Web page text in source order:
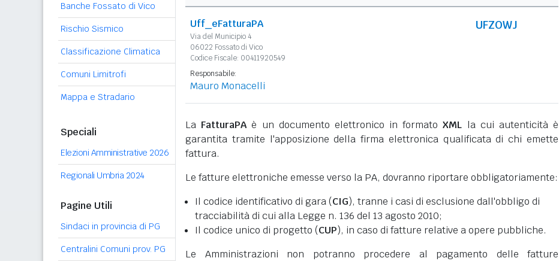
Banche Fossato di Vico
Rischio Sismico
Classificazione Climatica
Comuni Limitrofi
Mappa e Stradario
Speciali
Elezioni Amministrative 2026
Regionali Umbria 2024
Pagine Utili
Sindaci in provincia di PG
Centralini Comuni prov. PG
Uff_eFatturaPA
Via del Municipio 4
06022 Fossato di Vico
Codice Fiscale: 00411920549
UFZOWJ
Responsabile:
Mauro Monacelli
La FatturaPA è un documento elettronico in formatoXML la cui autenticità è
garantita tramite l'apposizione della firma elettronica qualificata di chi emette
fattura.
Le fatture elettroniche emesse verso la PA, dovranno riportare obbligatoriamente:
Il codice identificativo di gara (CIG), tranne i casi di esclusione dall'obbligo di
tracciabilità di cui alla Legge n. 136 del 13 agosto 2010;
Il codice unico di progetto (CUP), in caso di fatture relative a opere pubbliche.
Le Amministrazioni non potranno procedere al pagamento delle fatture